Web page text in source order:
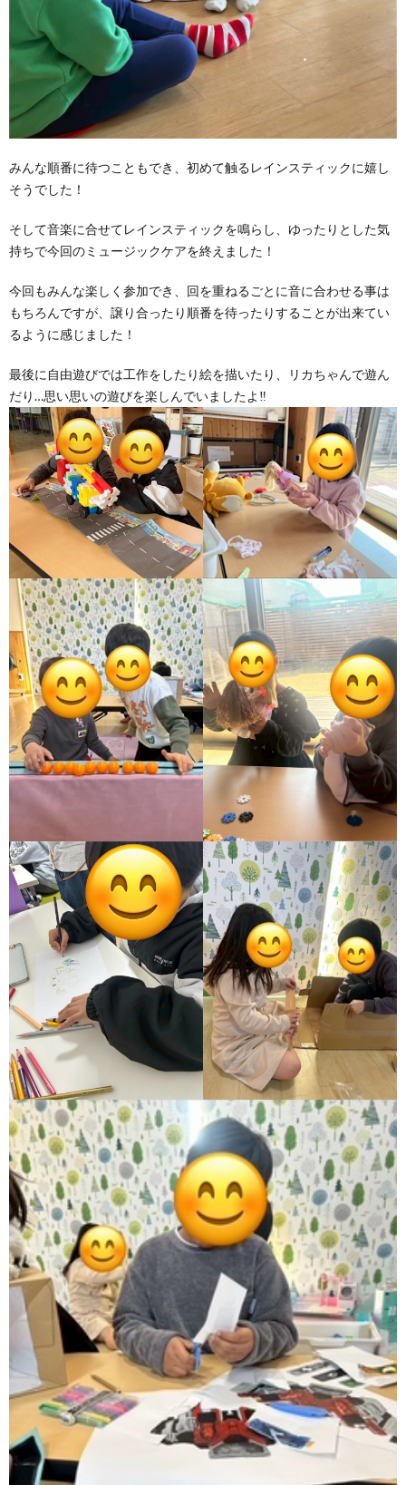
みんな順番に待つこともでき、初めて触るレインスティックに嬉し
そうでした！
そして音楽に合せてレインスティックを鳴らし、ゆったりとした気
持ちで今回のミュージックケアを終えました！
今回もみんな楽しく参加でき、回を重ねるごとに音に合わせる事は
もちろんですが、譲り合ったり順番を待ったりすることが出来てい
るように感じました！
最後に自由遊びでは工作をしたり絵を描いたり、リカちゃんで遊ん
だり…思い思いの遊びを楽しんでいましたよ‼️